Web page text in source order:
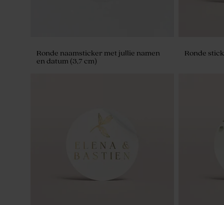
Ronde naamsticker met jullie namen
en datum (3,7 cm)
Ronde